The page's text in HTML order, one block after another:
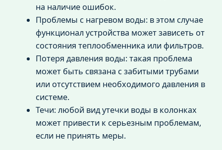
на наличие ошибок.
Проблемы с нагревом воды: в этом случае
функционал устройства может зависеть от
состояния теплообменника или фильтров.
Потеря давления воды: такая проблема
может быть связана с забитыми трубами
или отсутствием необходимого давления в
системе.
Течи: любой вид утечки воды в колонках
может привести к серьезным проблемам,
если не принять меры.